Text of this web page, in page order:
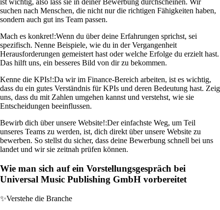
ist wichtig, also lass sie in deiner Bewerbung durchscheinen. Wir
suchen nach Menschen, die nicht nur die richtigen Fähigkeiten haben,
sondern auch gut ins Team passen.
Mach es konkret!:Wenn du über deine Erfahrungen sprichst, sei
spezifisch. Nenne Beispiele, wie du in der Vergangenheit
Herausforderungen gemeistert hast oder welche Erfolge du erzielt hast.
Das hilft uns, ein besseres Bild von dir zu bekommen.
Kenne die KPIs!:Da wir im Finance-Bereich arbeiten, ist es wichtig,
dass du ein gutes Verständnis für KPIs und deren Bedeutung hast. Zeig
uns, dass du mit Zahlen umgehen kannst und verstehst, wie sie
Entscheidungen beeinflussen.
Bewirb dich über unsere Website!:Der einfachste Weg, um Teil
unseres Teams zu werden, ist, dich direkt über unsere Website zu
bewerben. So stellst du sicher, dass deine Bewerbung schnell bei uns
landet und wir sie zeitnah prüfen können.
Wie man sich auf ein Vorstellungsgespräch bei
Universal Music Publishing GmbH vorbereitet
✨Verstehe die Branche